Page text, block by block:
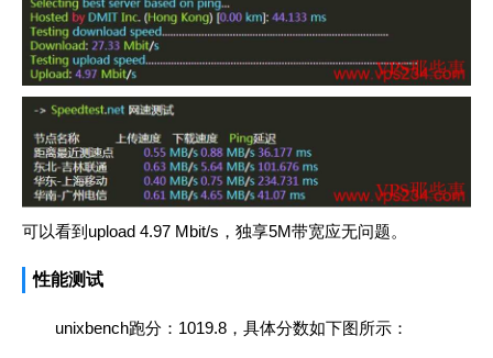
可以看到upload 4.97 Mbit/s，独享5M带宽应无问题。
性能测试
unixbench跑分：1019.8，具体分数如下图所示：